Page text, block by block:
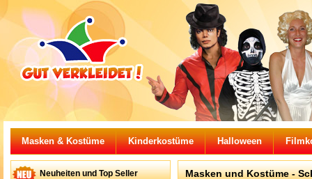
Masken & Kostüme Kinderkostüme Halloween
Neuheiten und Top Seller Masken und Kostüme -